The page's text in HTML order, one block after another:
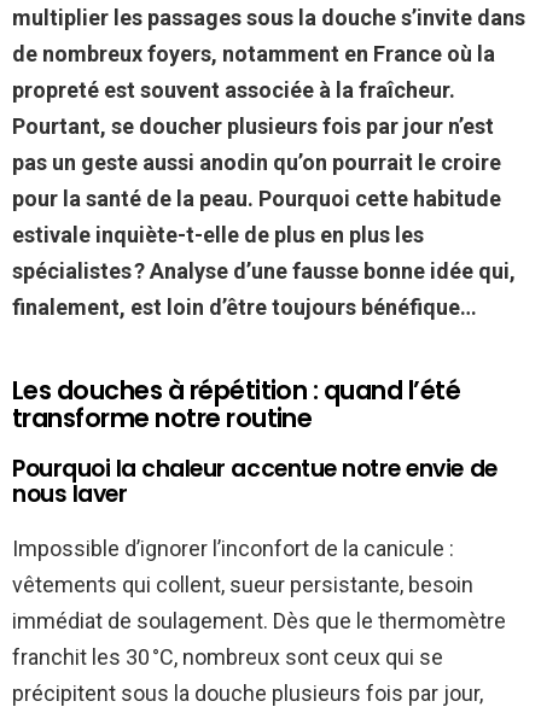
multiplier les passages sous la douche s’invite dans
de nombreux foyers, notamment en France où la
propreté est souvent associée à la fraîcheur.
Pourtant, se doucher plusieurs fois par jour n’est
pas un geste aussi anodin qu’on pourrait le croire
pour la santé de la peau. Pourquoi cette habitude
estivale inquiète-t-elle de plus en plus les
spécialistes ? Analyse d’une fausse bonne idée qui,
finalement, est loin d’être toujours bénéfique…
Les douches à répétition : quand l’été
transforme notre routine
Pourquoi la chaleur accentue notre envie de
nous laver
Impossible d’ignorer l’inconfort de la canicule :
vêtements qui collent, sueur persistante, besoin
immédiat de soulagement. Dès que le thermomètre
franchit les 30 °C, nombreux sont ceux qui se
précipitent sous la douche plusieurs fois par jour,